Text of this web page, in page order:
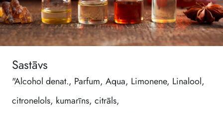
Sastāvs
"Alcohol denat., Parfum, Aqua, Limonene, Linalool,
citronelols, kumarīns, citrāls,